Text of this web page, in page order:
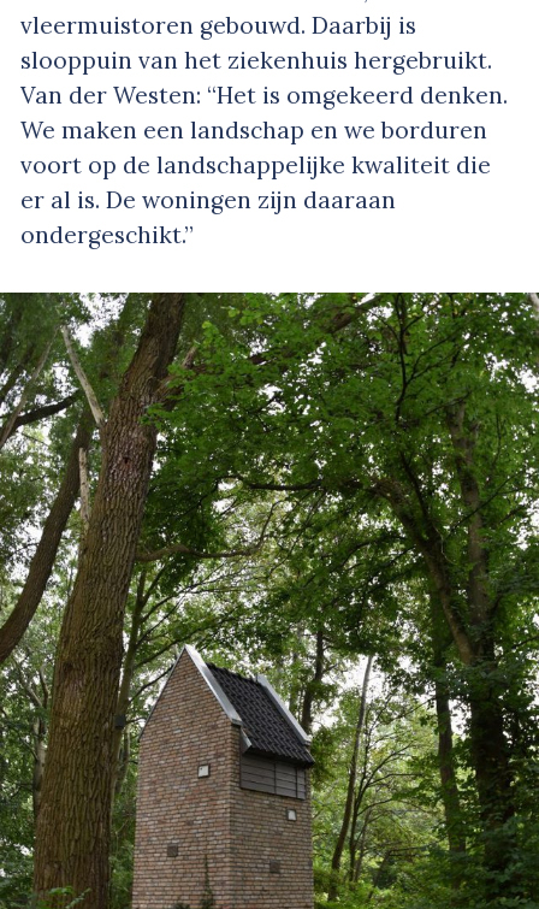
vleermuistoren gebouwd. Daarbij is
slooppuin van het ziekenhuis hergebruikt.
Van der Westen: “Het is omgekeerd denken.
We maken een landschap en we borduren
voort op de landschappelijke kwaliteit die
er al is. De woningen zijn daaraan
ondergeschikt.”